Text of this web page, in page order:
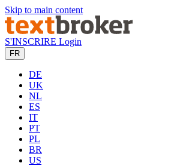
Skip to main content
S'INSCRIRE Login
FR
DE
UK
NL
ES
IT
PT
PL
BR
US